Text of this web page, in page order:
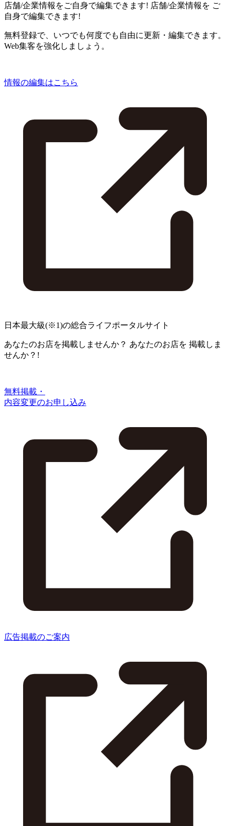
店舗/企業情報をご自身で編集できます! 店舗/企業情報を ご
自身で編集できます!
無料登録で、いつでも何度でも自由に更新・編集できます。
Web集客を強化しましょう。
情報の編集はこちら
日本最大級(※1)の総合ライフポータルサイト
あなたのお店を掲載しませんか？ あなたのお店を 掲載しま
せんか？!
無料掲載・
内容変更のお申し込み
広告掲載のご案内